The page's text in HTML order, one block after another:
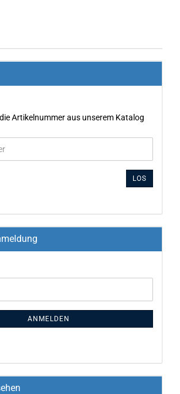
Artikelnummer aus unserem Katalog
LOS
ANMELDEN